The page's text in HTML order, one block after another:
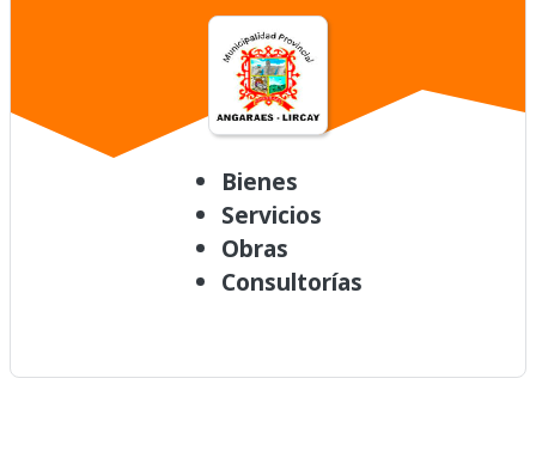
Bienes
Servicios
Obras
Consultorías